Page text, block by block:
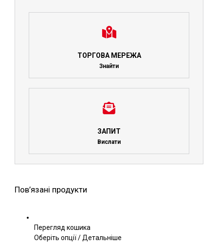
ТОРГОВА МЕРЕЖА
Знайти
ЗАПИТ
Вислати
Пов’язані продукти
Перегляд кошика
Оберіть опціїЦей
/Детальніше